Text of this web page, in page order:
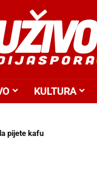
KULTURA
pijete kafu